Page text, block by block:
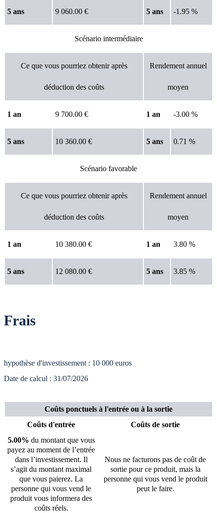
5 ans 9 060.00 € 5 ans -1.95 %
Scénario intermédiaire
Ce que vous pourriez obtenir après
déduction des coûts
Rendement annuel
moyen
1 an 9 700.00 € 1 an -3.00 %
5 ans 10 360.00 € 5 ans 0.71 %
Scénario favorable
Ce que vous pourriez obtenir après
déduction des coûts
Rendement annuel
moyen
1 an 10 380.00 € 1 an 3.80 %
5 ans 12 080.00 € 5 ans 3.85 %
Frais
hypothèse d'investissement : 10 000 euros
Date de calcul : 31/07/2026
Coûts ponctuels à l'entrée ou à la sortie
Coûts d'entrée
Coûts de sortie
5.00% du montant que vous
payez au moment de l’entrée
dans l’investissement. Il
s’agit du montant maximal
que vous paierez. La
personne qui vous vend le
produit vous informera des
coûts réels.
Nous ne facturons pas de coût de
sortie pour ce produit, mais la
personne qui vous vend le produit
peut le faire.